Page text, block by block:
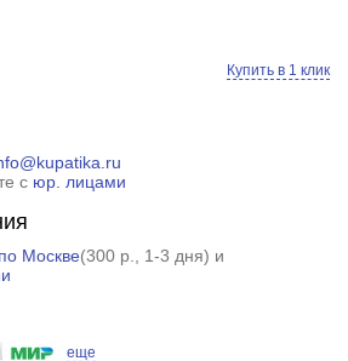
Купить в 1 клик
с юр. лицами
по Москве(300 р.
, 1-3 дня) и
еще